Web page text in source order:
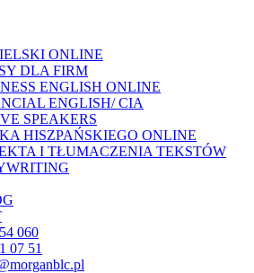
ONLINE
DLA FIRM
ENGLISH ONLINE
ENGLISH/ CIA
SPEAKERS
HISZPAŃSKIEGO ONLINE
I TŁUMACZENIA TEKSTÓW
060
07 51